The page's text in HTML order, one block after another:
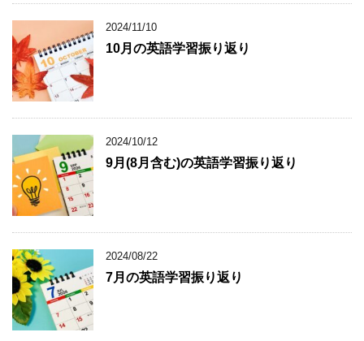
2024/11/10
10月の英語学習振り返り
2024/10/12
9月(8月含む)の英語学習振り返り
2024/08/22
7月の英語学習振り返り